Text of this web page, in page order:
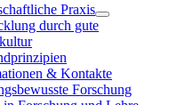
Praxis
durch gute
& Kontakte
Forschung